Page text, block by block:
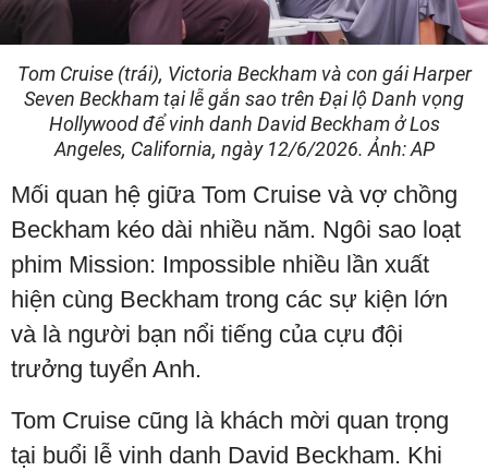
Tom Cruise (trái), Victoria Beckham và con gái Harper
Seven Beckham tại lễ gắn sao trên Đại lộ Danh vọng
Hollywood để vinh danh David Beckham ở Los
Angeles, California, ngày 12/6/2026. Ảnh: AP
Mối quan hệ giữa Tom Cruise và vợ chồng
Beckham kéo dài nhiều năm. Ngôi sao loạt
phim Mission: Impossible nhiều lần xuất
hiện cùng Beckham trong các sự kiện lớn
và là người bạn nổi tiếng của cựu đội
trưởng tuyển Anh.
Tom Cruise cũng là khách mời quan trọng
tại buổi lễ vinh danh David Beckham. Khi